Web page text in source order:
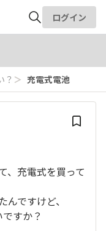
検索
ログイン
？ ＞ 充電式電池
、充電式を買って
ですけど、
すか？